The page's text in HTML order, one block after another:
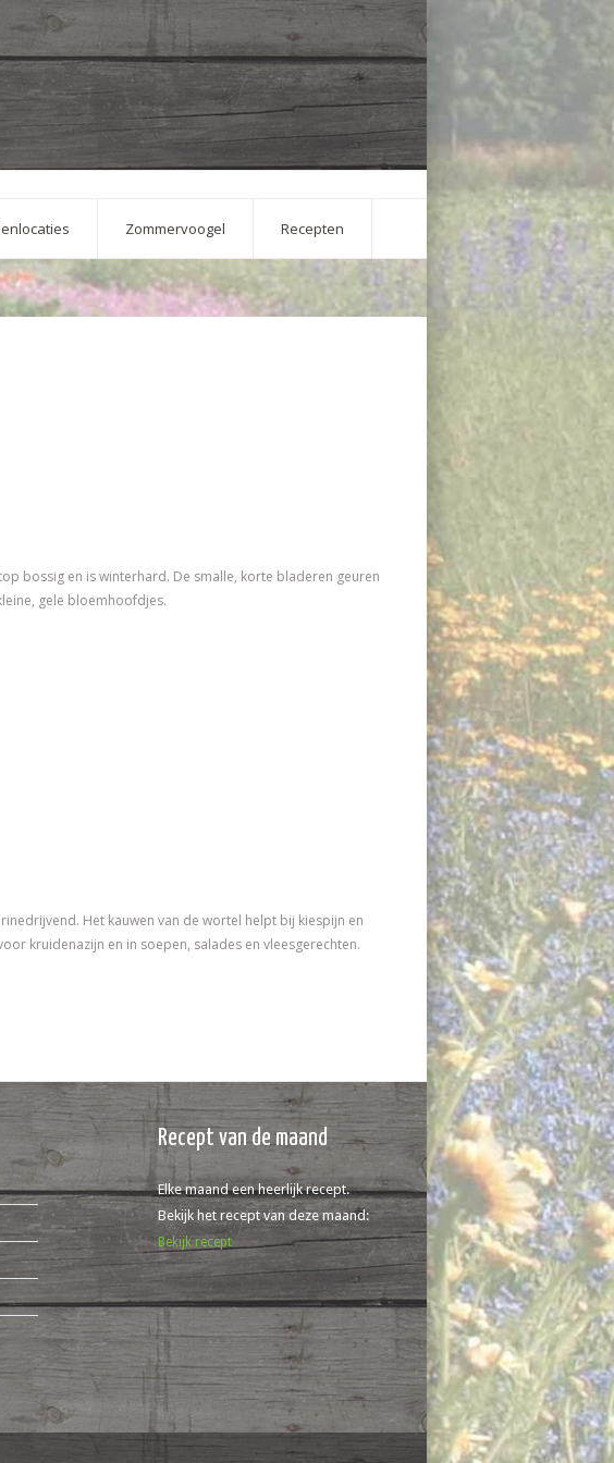
Zommervoogel Recepten
bossig en is winterhard. De smalle, korte bladeren geuren
gele bloemhoofdjes.
Het kauwen van de wortel helpt bij kiespijn en
kruidenazijn en in soepen, salades en vleesgerechten.
Recept van de maand
Elke maand een heerlijk recept.
Bekijk het recept van deze maand:
Bekijk recept